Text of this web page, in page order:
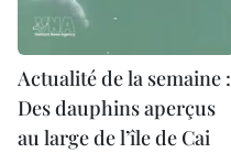
Actualité de la semaine :
Des dauphins aperçus
au large de l’île de Cai